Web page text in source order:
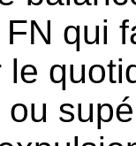
qui